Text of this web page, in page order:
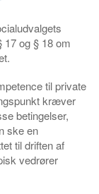
17 og § 18 om
til private
kræver
betingelser,
ske en
til driften af
vedrører